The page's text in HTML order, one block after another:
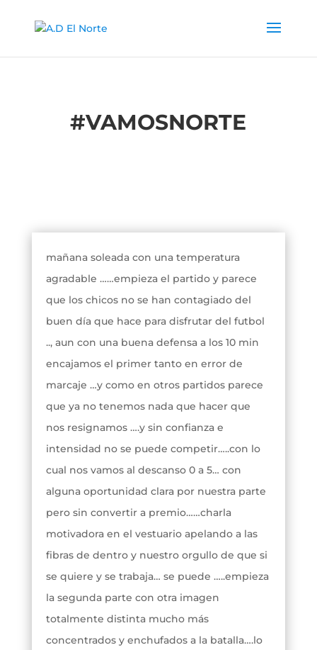
#VAMOSNORTE
mañana soleada con una temperatura
agradable ……empieza el partido y parece
que los chicos no se han contagiado del
buen día que hace para disfrutar del futbol
.., aun con una buena defensa a los 10 min
encajamos el primer tanto en error de
marcaje …y como en otros partidos parece
que ya no tenemos nada que hacer que
nos resignamos ….y sin confianza e
intensidad no se puede competir…..con lo
cual nos vamos al descanso 0 a 5… con
alguna oportunidad clara por nuestra parte
pero sin convertir a premio……charla
motivadora en el vestuario apelando a las
fibras de dentro y nuestro orgullo de que si
se quiere y se trabaja… se puede …..empieza
la segunda parte con otra imagen
totalmente distinta mucho más
concentrados y enchufados a la batalla….lo